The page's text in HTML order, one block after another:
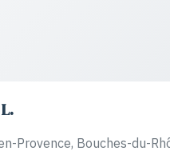
Provence, Bouches-du-